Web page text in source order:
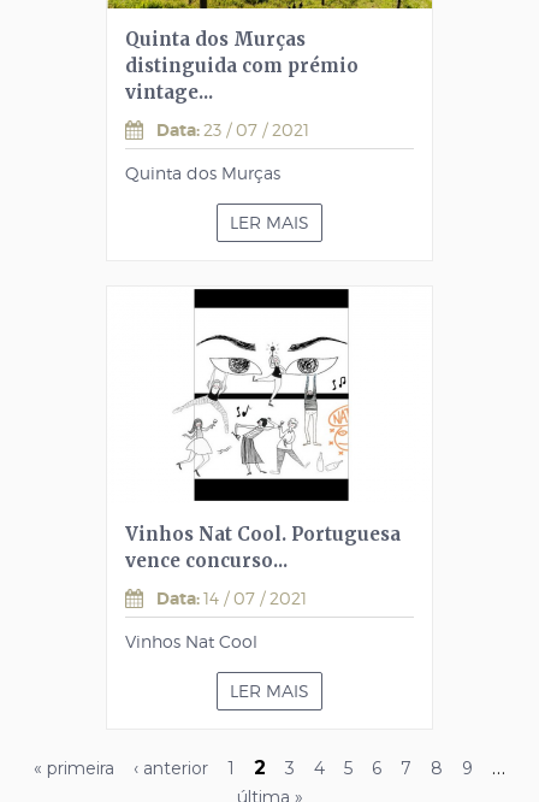
Quinta dos Murças
distinguida com prémio
vintage...
Data:23 / 07 / 2021
Quinta dos Murças
LER MAIS
Vinhos Nat Cool. Portuguesa
vence concurso...
Data:14 / 07 / 2021
Vinhos Nat Cool
LER MAIS
P
« primeira ‹ anterior 1 2 3 4 5 6 7 8 9 …